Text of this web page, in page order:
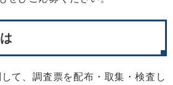
て、調査票を配布・取集・検査し